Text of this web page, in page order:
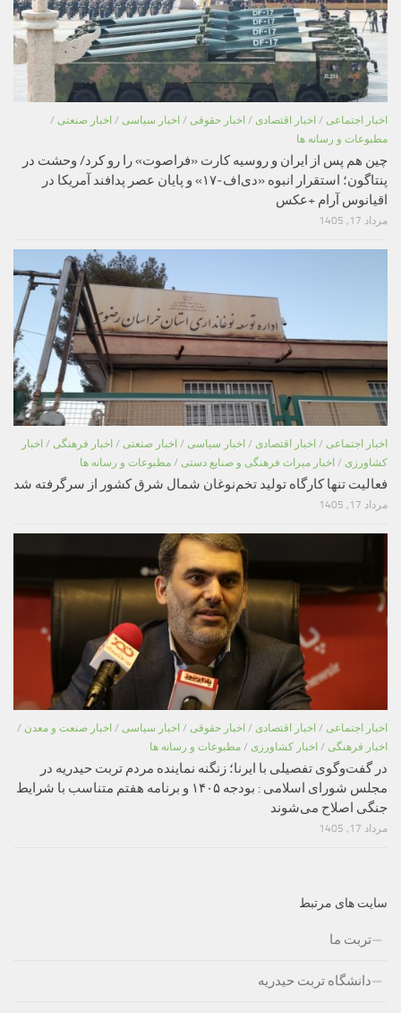
اخبار اجتماعی / اخبار اقتصادی / اخبار حقوقی / اخبار سیاسی / اخبار صنعتی /
مطبوعات و رسانه ها
چین هم پس از ایران و روسیه کارت «فراصوت» را رو کرد/ وحشت در
پنتاگون؛ استقرار انبوه «دی‌اف‑۱۷» و پایان عصر پدافند آمریکا در
اقیانوس آرام +عکس
مرداد 17, 1405
اخبار اجتماعی / اخبار اقتصادی / اخبار سیاسی / اخبار صنعتی / اخبار فرهنگی / اخبار
کشاورزی / اخبار میراث فرهنگی و صنایع دستی / مطبوعات و رسانه ها
فعالیت تنها کارگاه تولید تخم‌نوغان شمال شرق کشور از سرگرفته شد
مرداد 17, 1405
اخبار اجتماعی / اخبار اقتصادی / اخبار حقوقی / اخبار سیاسی / اخبار صنعت و معدن /
اخبار فرهنگی / اخبار کشاورزی / مطبوعات و رسانه ها
در گفت‌وگوی تفصیلی با ایرنا؛ زنگنه نماینده مردم تربت حیدریه در
مجلس شورای اسلامی : بودجه ۱۴۰۵ و برنامه هفتم متناسب با شرایط
جنگی اصلاح می‌شوند
مرداد 17, 1405
سایت های مرتبط
تربت ما
دانشگاه تربت حیدریه